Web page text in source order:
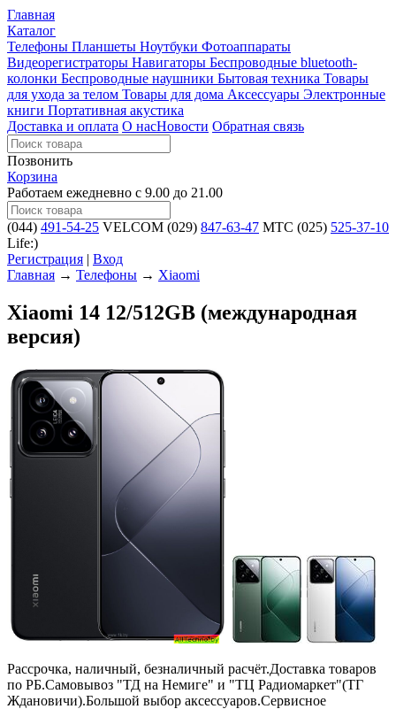
Главная
Каталог
Телефоны Планшеты Ноутбуки Фотоаппараты
Видеорегистраторы Навигаторы Беспроводные bluetooth-
колонки Беспроводные наушники Бытовая техника Товары
для ухода за телом Товары для дома Аксессуары Электронные
книги Портативная акустика
Доставка и оплата О насНовости Обратная связь
Позвонить
Корзина
Работаем ежедневно с 9.00 до 21.00
(044) 491-54-25 VELCOM (029) 847-63-47 MTC (025) 525-37-10
Life:)
Регистрация | Вход
Главная → Телефоны → Xiaomi
Xiaomi 14 12/512GB (международная
версия)
Рассрочка, наличный, безналичный расчёт.Доставка товаров
по РБ.Самовывоз "ТД на Немиге" и "ТЦ Радиомаркет"(ТГ
Ждановичи).Большой выбор аксессуаров.Сервисное